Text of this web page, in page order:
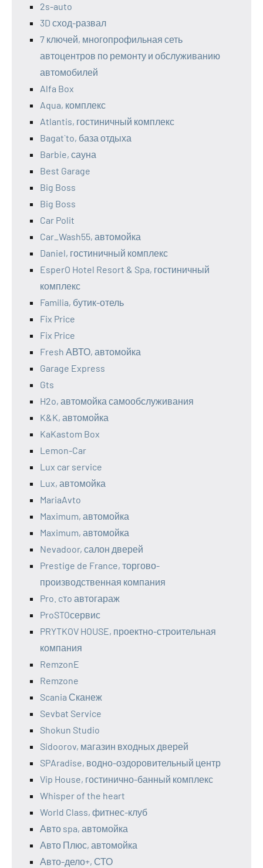
2s-auto
3D сход-развал
7 ключей, многопрофильная сеть
автоцентров по ремонту и обслуживанию
автомобилей
Alfa Box
Aqua, комплекс
Atlantis, гостиничный комплекс
Bagat`to, база отдыха
Barbie, сауна
Best Garage
Big Boss
Big Boss
Car Polit
Car_Wash55, автомойка
Daniel, гостиничный комплекс
EsperO Hotel Resort & Spa, гостиничный
комплекс
Familia, бутик-отель
Fix Price
Fix Price
Fresh АВТО, автомойка
Garage Express
Gts
H2o, автомойка самообслуживания
K&K, автомойка
KaKastom Box
Lemon-Car
Lux car service
Lux, автомойка
MariaAvto
Maximum, автомойка
Maximum, автомойка
Nevadoor, салон дверей
Prestige de France, торгово-
производственная компания
Pro. cтo автогараж
ProSTOсервис
PRYTKOV HOUSE, проектно-строительная
компания
RemzonE
Remzone
Scania Сканеж
Sevbat Service
Shokun Studio
Sidoorov, магазин входных дверей
SPAradise, водно-оздоровительный центр
Vip House, гостинично-банный комплекс
Whisper of the heart
World Class, фитнес-клуб
Авто spa, автомойка
Авто Плюс, автомойка
Авто-дело+, СТО